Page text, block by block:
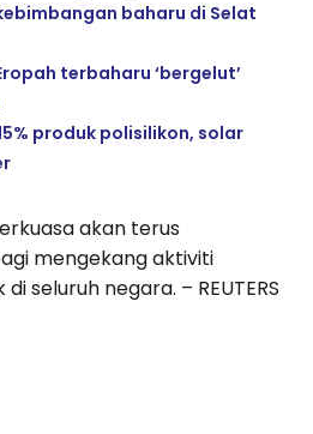
baharu di Selat
terbaharu ‘bergelut’
produk polisilikon, solar
akan terus
mengekang aktiviti
seluruh negara. – REUTERS